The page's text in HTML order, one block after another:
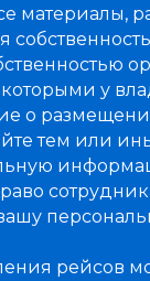
материалы,
у
о
тем или
рейсов